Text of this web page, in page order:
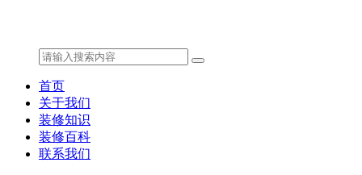
首页
关于我们
装修知识
装修百科
联系我们